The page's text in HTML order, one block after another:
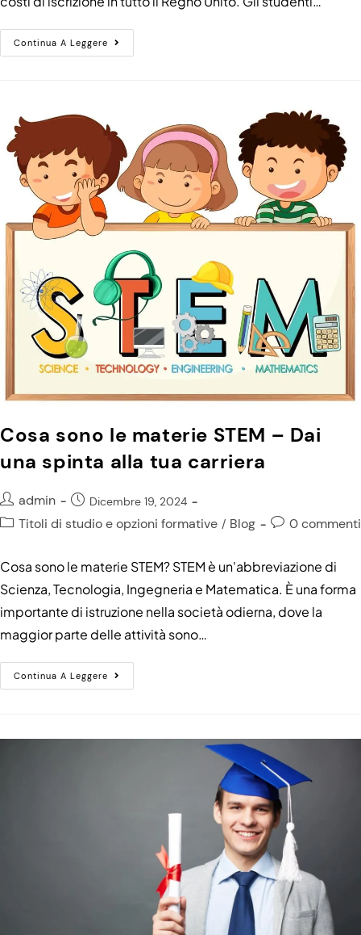
Continua A Leggere
Cosa sono le materie STEM – Dai
una spinta alla tua carriera
admin Dicembre 19, 2024
Titoli di studio e opzioni formative / Blog 0 commenti
Cosa sono le materie STEM? STEM è un'abbreviazione di
Scienza, Tecnologia, Ingegneria e Matematica. È una forma
importante di istruzione nella società odierna, dove la
maggior parte delle attività sono…
Continua A Leggere